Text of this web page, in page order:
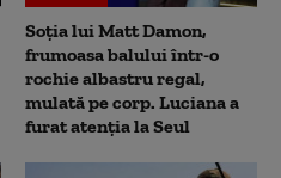
Soția lui Matt Damon,
frumoasa balului într-o
rochie albastru regal,
mulată pe corp. Luciana a
furat atenția la Seul